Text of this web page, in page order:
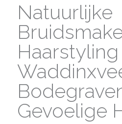
Natuurlijke
Haarstyling
Gevoelige